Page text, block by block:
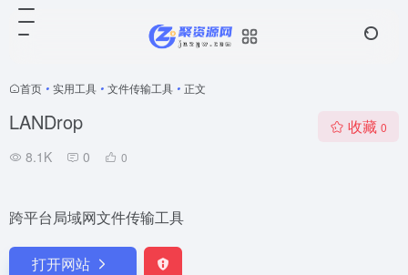
首页 • 实用工具 • 文件传输工具 • 正文
LANDrop
8.1K 0 0
收藏 0
跨平台局域网文件传输工具
打开网站